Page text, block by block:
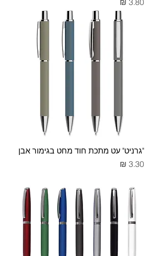
"גרניט" עט מתכת חוד מחט בגימור אבן
מחיר